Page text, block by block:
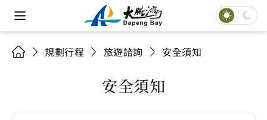
規劃行程 旅遊諮詢 安全須知
安全須知